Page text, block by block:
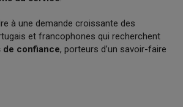
à une demande croissante des
et francophones qui recherchent
confiance, porteurs d’un savoir-faire